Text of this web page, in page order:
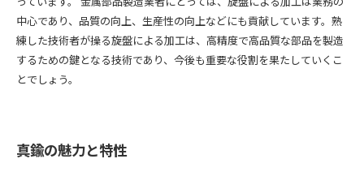
中心であり、品質の向上、生産性の向上などにも貢献しています。熟
練した技術者が操る旋盤による加工は、高精度で高品質な部品を製造
するための鍵となる技術であり、今後も重要な役割を果たしていくこ
とでしょう。
真鍮の魅力と特性